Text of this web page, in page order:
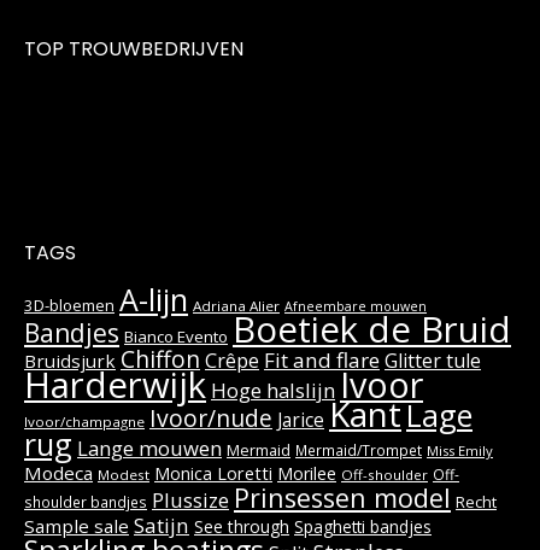
TOP TROUWBEDRIJVEN
TAGS
3D-bloemen A-lijn Adriana Alier Afneembare mouwen
Bandjes Bianco Evento Boetiek de Bruid
Bruidsjurk Chiffon Crêpe Fit and flareGlitter tule
Harderwijk Hoge halslijnIvoor
Ivoor/champagne Ivoor/nude Jarice KantLage
rug Lange mouwen Mermaid Mermaid/Trompet Miss Emily
Modeca Modest Monica Loretti Morilee Off-shoulder Off-
shoulder bandjes Plussize Prinsessen model Recht
Sample sale Satijn See through Spaghetti bandjes